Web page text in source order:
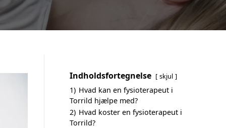
Indholdsfortegnelse skjul
1) Hvad kan en fysioterapeut i
Torrild hjælpe med?
2) Hvad koster en fysioterapeut i
Torrild?